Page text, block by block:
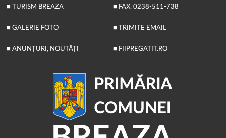
■ TURISM BREAZA
■ GALERIE FOTO
■ ANUNȚURI, NOUTĂȚI
■ FAX: 0238-511-738
■ TRIMITE EMAIL
■ FIIPREGATIT.RO